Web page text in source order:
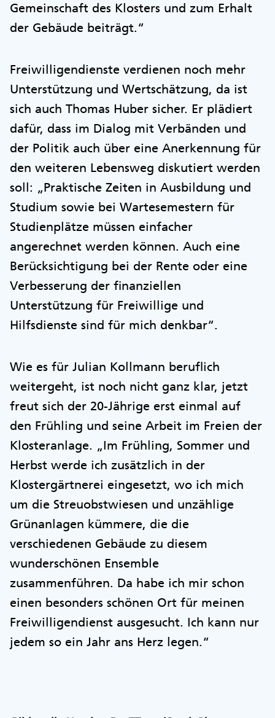
Gemeinschaft des Klosters und zum Erhalt
der Gebäude beiträgt.“
Freiwilligendienste verdienen noch mehr
Unterstützung und Wertschätzung, da ist
sich auch Thomas Huber sicher. Er plädiert
dafür, dass im Dialog mit Verbänden und
der Politik auch über eine Anerkennung für
den weiteren Lebensweg diskutiert werden
soll: „Praktische Zeiten in Ausbildung und
Studium sowie bei Wartesemestern für
Studienplätze müssen einfacher
angerechnet werden können. Auch eine
Berücksichtigung bei der Rente oder eine
Verbesserung der finanziellen
Unterstützung für Freiwillige und
Hilfsdienste sind für mich denkbar“.
Wie es für Julian Kollmann beruflich
weitergeht, ist noch nicht ganz klar, jetzt
freut sich der 20-Jährige erst einmal auf
den Frühling und seine Arbeit im Freien der
Klosteranlage. „Im Frühling, Sommer und
Herbst werde ich zusätzlich in der
Klostergärtnerei eingesetzt, wo ich mich
um die Streuobstwiesen und unzählige
Grünanlagen kümmere, die die
verschiedenen Gebäude zu diesem
wunderschönen Ensemble
zusammenführen. Da habe ich mir schon
einen besonders schönen Ort für meinen
Freiwilligendienst ausgesucht. Ich kann nur
jedem so ein Jahr ans Herz legen.“